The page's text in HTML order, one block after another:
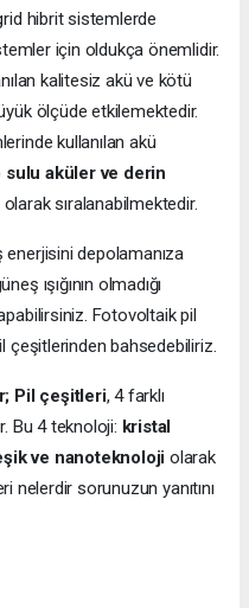
hibrit sistemlerde
için oldukça önemlidir.
kalitesiz akü ve kötü
ölçüde etkilemektedir.
kullanılan akü
aküler ve derin
olarak sıralanabilmektedir.
depolamanıza
ışığının olmadığı
Fotovoltaik pil
çeşitlerinden bahsedebiliriz.
Pil çeşitleri, 4 farklı
Bu 4 teknoloji: kristal
ve nanoteknoloji olarak
nelerdir sorunuzun yanıtını